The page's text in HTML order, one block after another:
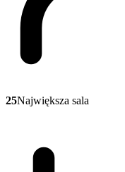
25Największa sala